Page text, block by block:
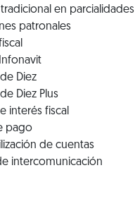
en parcialidades
patronales
Diez
Diez Plus
interés fiscal
pago
de cuentas
intercomunicación